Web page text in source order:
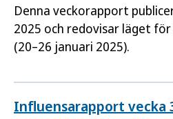
Denna veckorapport
2025 och redovisar läget
(20–26 januari 2025).
Influensarapport vecka